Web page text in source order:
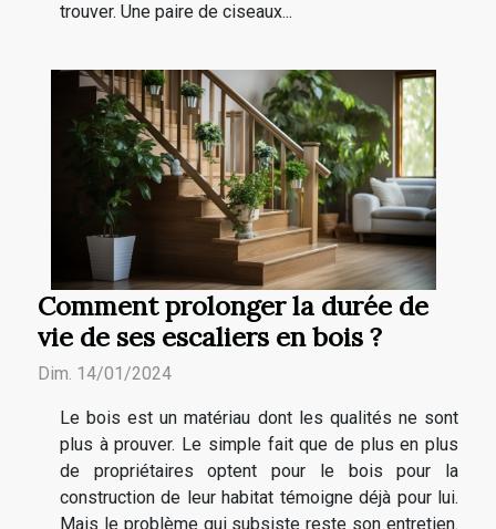
trouver. Une paire de ciseaux...
Comment prolonger la durée de
vie de ses escaliers en bois ?
Dim. 14/01/2024
Le bois est un matériau dont les qualités ne sont
plus à prouver. Le simple fait que de plus en plus
de propriétaires optent pour le bois pour la
construction de leur habitat témoigne déjà pour lui.
Mais le problème qui subsiste reste son entretien.